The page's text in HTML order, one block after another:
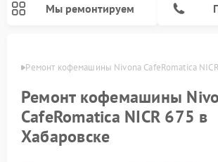
Мы ремонтируем
Ремонт кофемашины Nivona CafeRomatica
Ремонт кофемашины
CafeRomatica NICR 675 в
Хабаровске